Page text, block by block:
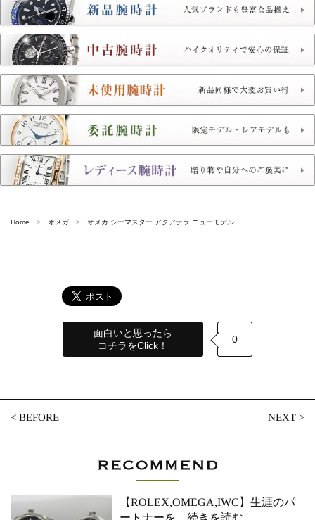
Home オメガ オメガ シーマスター アクアテラ ニューモデル
面白いと思ったら
コチラをClick！
0
<BEFORE NEXT>
【ROLEX,OMEGA,IWC】生涯のパ
ートナーを …続きを読む